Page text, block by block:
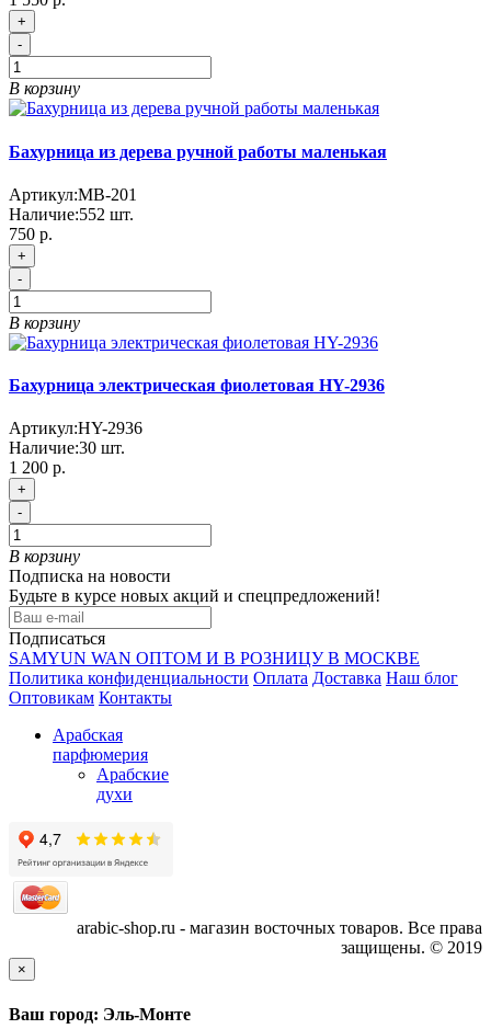
+
-
В корзину
Бахурница из дерева ручной работы маленькая
Артикул:MB-201
Наличие:552 шт.
750 р.
+
-
В корзину
Бахурница электрическая фиолетовая HY-2936
Артикул:HY-2936
Наличие:30 шт.
1 200 р.
+
-
В корзину
Подписка на новости
Будьте в курсе новых акций и спецпредложений!
Подписаться
SAMYUN WAN ОПТОМ И В РОЗНИЦУ В МОСКВЕ
Политика конфиденциальности Оплата Доставка Наш блог
Оптовикам Контакты
Арабская
парфюмерия
Арабские
духи
arabic-shop.ru - магазин восточных товаров. Все права
защищены. © 2019
×
Ваш город: Эль-Монте